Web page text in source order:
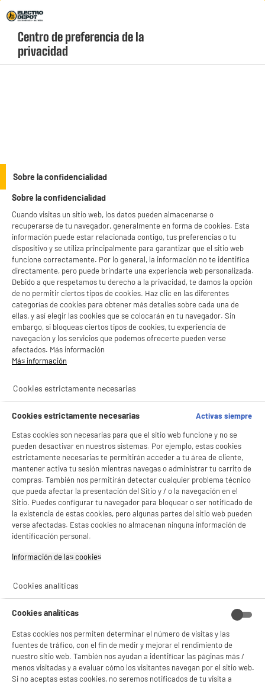
Menú
geolocation-header-icon-text
account
LEGANÉS, MADRID
product_list_sticky_button_Filter
ELECTROCHOLLOS
★★★★★
★★★★★
3/5( 1)
compare_product
Camara digital AGFAPHOTO VLG4KDIGS Pack Vlo
Tipo de sensor : 12MP CMOS (SONY IMX386)
Resolución foto : 24 MP
99€95
Pago aplazos
★★★★★
★★★★★
4.4/5 (33)
compare_product
Compatibilidad : Ps5 Delgada,Playstation 5
68€ 94
NO SOLO TENEMOS LOS MEJORES PRECIOS
autentificadas por
ELECTRO DEPOT
★★★★★
★★★★★
4,26
GARANTÍAS
Rechazar todas
DEPOT
Con el fin de mejorar tu experiencia, y tras tu consentimiento, ELECTRO DEPOT
y sus socios utilizan cookies que procesan tus datos personales para:
- compartir contenido adaptado a tus preferencias
- ofrecer publicidad y comunicaciones personalizadas
- facilitar el intercambio de contenido en las redes sociales
- analizar el tráfico en nuestro sitio web Consulta la política de cookies.
Consulta la política de cookies..
Si aceptas, la experiencia será aún mejor. Si no acepta, se utilizarán cookies
estadísticas anónimas basadas en tu navegación. Puedes oponerte a su uso
gestionando sus cookies.
¡Buena visita!
Gestionar cookies
Centro de preferencia de la
privacidad
Sobre la confidencialidad
Sobre la confidencialidad
Cuando visitas un sitio web, los datos pueden almacenarse o
recuperarse de tu navegador, generalmente en forma de cookies. Esta
información puede estar relacionada contigo, tus preferencias o tu
dispositivo y se utiliza principalmente para garantizar que el sitio web
funcione correctamente. Por lo general, la información no te identifica
directamente, pero puede brindarte una experiencia web personalizada.
Debido a que respetamos tu derecho a la privacidad, te damos la opción
de no permitir ciertos tipos de cookies. Haz clic en las diferentes
categorías de cookies para obtener más detalles sobre cada una de
ellas, y así elegir las cookies que se colocarán en tu navegador. Sin
embargo, si bloqueas ciertos tipos de cookies, tu experiencia de
navegación y los servicios que podemos ofrecerte pueden verse
afectados. Más información
Más información
Cookies estrictamente necesarias
Cookies estrictamente necesarias
Activas siempre
Estas cookies son necesarias para que el sitio web funcione y no se
pueden desactivar en nuestros sistemas. Por ejemplo, estas cookies
estrictamente necesarias te permitirán acceder a tu área de cliente,
mantener activa tu sesión mientras navegas o administrar tu carrito de
compras. También nos permitirán detectar cualquier problema técnico
que pueda afectar la presentación del Sitio y / o la navegación en el
Sitio. Puedes configurar tu navegador para bloquear o ser notificado de
la existencia de estas cookies, pero algunas partes del sitio web pueden
verse afectadas. Estas cookies no almacenan ninguna información de
identificación personal.
Información de las cookies‎
Cookies analíticas
Cookies analíticas
Estas cookies nos permiten determinar el número de visitas y las
fuentes de tráfico, con el fin de medir y mejorar el rendimiento de
nuestro sitio web. También nos ayudan a identificar las páginas más /
menos visitadas y a evaluar cómo los visitantes navegan por el sitio web.
Si no aceptas estas cookies, no seremos notificados de tu visita a